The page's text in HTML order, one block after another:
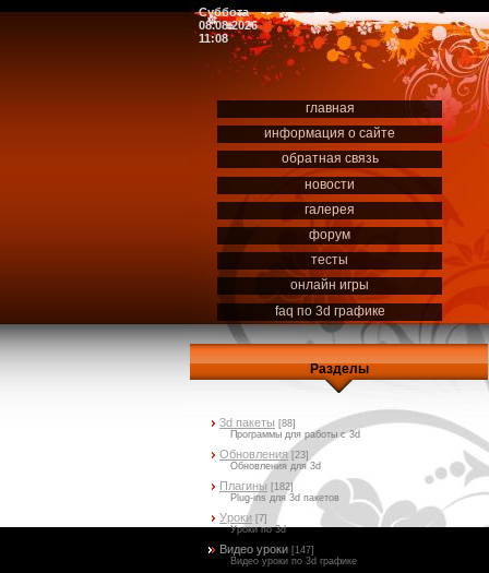
Суббота
08.08.2026
11:08
главная
информация о сайте
обратная связь
новости
галерея
форум
тесты
онлайн игры
faq по 3d графике
Разделы
3d пакеты [88]
Программы для работы с 3d
Обновления [23]
Обновления для 3d
Плагины [182]
Plug-ins для 3d пакетов
Уроки [7]
Уроки по 3d
Видео уроки [147]
Видео уроки по 3d графике